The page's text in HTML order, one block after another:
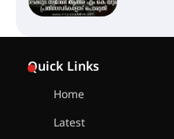
Quick Links
Home
Latest